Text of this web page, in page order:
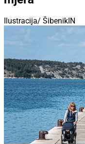
Ilustracija/ ŠibenikIN